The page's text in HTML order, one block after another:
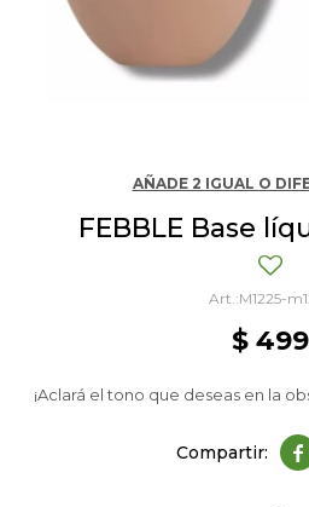
AÑADE 2 IGUAL O
FEBBLE Base
M1225-
$ 499
¡Aclará el tono que deseas en la
